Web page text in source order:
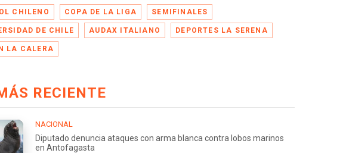
CHILENO COPA DE LA LIGA SEMIFINALES
DE CHILE AUDAX ITALIANO DEPORTES LA SERENA
LA CALERA
RECIENTE
NACIONAL
Diputado denuncia ataques con arma blanca contra lobos marinos
en Antofagasta